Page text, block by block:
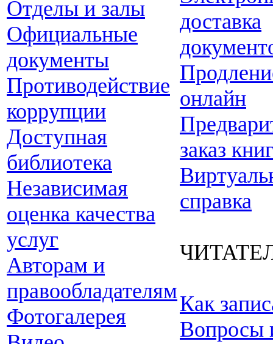
Отделы и залы
Официальные
документы
Противодействие
коррупции
Доступная
библиотека
Независимая
оценка качества
услуг
Авторам и
правообладателям
Фотогалерея
доставка
онлайн
заказ
справка
Как
Вопросы